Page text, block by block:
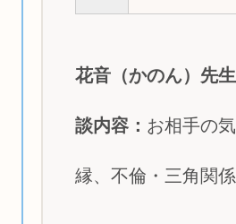
花音（かのん）先
談内容： お相手の
縁、不倫・三角関